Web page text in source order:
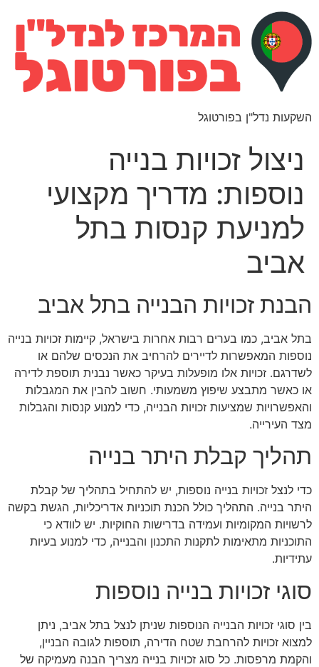
השקעות נדל"ן בפורטוגל
ניצול זכויות בנייה
נוספות: מדריך מקצועי
למניעת קנסות בתל
אביב
הבנת זכויות הבנייה בתל אביב
בתל אביב, כמו בערים רבות אחרות בישראל, קיימות זכויות בנייה
נוספות המאפשרות לדיירים להרחיב את הנכסים שלהם או
לשדרגם. זכויות אלו מופעלות בעיקר כאשר נבנית תוספת לדירה
או כאשר מתבצע שיפוץ משמעותי. חשוב להבין את המגבלות
והאפשרויות שמציעות זכויות הבנייה, כדי למנוע קנסות והגבלות
מצד העירייה.
תהליך קבלת היתר בנייה
כדי לנצל זכויות בנייה נוספות, יש להתחיל בתהליך של קבלת
היתר בנייה. התהליך כולל הכנת תוכניות אדריכליות, הגשת בקשה
לרשויות המקומיות ועמידה בדרישות החוקיות. יש לוודא כי
התוכניות מתאימות לתקנות התכנון והבנייה, כדי למנוע בעיות
עתידיות.
סוגי זכויות בנייה נוספות
בין סוגי זכויות הבנייה הנוספות שניתן לנצל בתל אביב, ניתן
למצוא זכויות להרחבת שטח הדירה, תוספות לגובה הבניין,
והקמת מרפסות. כל סוג זכויות בנייה מצריך הבנה מעמיקה של